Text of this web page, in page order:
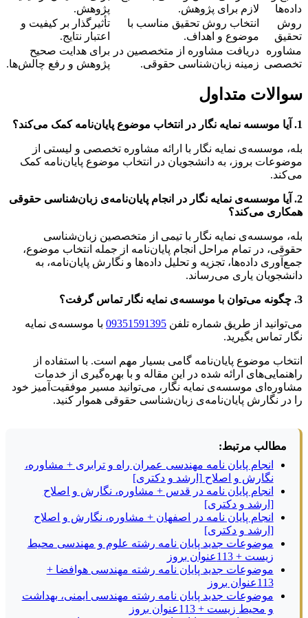
داده‌ها
لازم برای پژوهش.
پژوهش.
روش
تحقیق
انتخاب روش تحقیق مناسب با
موضوع و اهداف.
تأثیرگذار بر کیفیت و
اعتبار نتایج.
مشاوره
تخصصی
دریافت مشاوره از متخصصین در
زمینه زبان‌شناسی حقوقی.
برای هدایت صحیح
پژوهش و رفع چالش‌ها.
سوالات متداول
1. آیا موسسه نمایه نگار در انتخاب موضوع پایان‌نامه کمک می‌کند؟
بله، موسسه‌ی نمایه نگار با ارائه مشاوره تخصصی و لیستی از
موضوعات بروز، به دانشجویان در انتخاب موضوع پایان‌نامه کمک
می‌کند.
2. آیا موسسه‌ی نمایه نگار در انجام پایان‌نامه‌ی زبان‌شناسی حقوقی
همکاری می‌کند؟
بله، موسسه‌ی نمایه نگار با تیمی از متخصصین زبان‌شناسی
حقوقی، در تمام مراحل انجام پایان‌نامه از جمله انتخاب موضوع،
جمع‌آوری داده‌ها، تجزیه و تحلیل داده‌ها و نگارش پایان‌نامه، به
دانشجویان یاری می‌رساند.
3. چگونه می‌توان با موسسه‌ی نمایه نگار تماس گرفت؟
می‌توانید از طریق شماره تلفن 09351591395 با موسسه‌ی نمایه
نگار تماس بگیرید.
انتخاب موضوع پایان‌نامه گامی بسیار مهم است. با استفاده از
راهنمایی‌های ارائه شده در این مقاله و با بهره‌گیری از خدمات
مشاوره‌ای موسسه‌ی نمایه نگار، می‌توانید مسیر موفقیت‌آمیز خود
را در نگارش پایان‌نامه‌ی زبان‌شناسی حقوقی هموار کنید.
مطالب مرتبط:
انجام پایان نامه مهندسی عمران راه و ترابری + مشاوره،
نگارش و اصلاح [ارشد و دکتری]
انجام پایان نامه در قدس + مشاوره، نگارش و اصلاح
[ارشد و دکتری]
انجام پایان نامه در اصفهان + مشاوره، نگارش و اصلاح
[ارشد و دکتری]
موضوعات جدید پایان نامه رشته علوم و مهندسی محیط
زیست + 113عنوان بروز
موضوعات جدید پایان نامه رشته مهندسی هوافضا +
113عنوان بروز
موضوعات جدید پایان نامه رشته مهندسی ایمنی، بهداشت
و محیط زیست + 113عنوان بروز